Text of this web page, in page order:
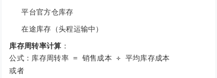
平台官方仓库存
在途库存（头程运输中）
库存周转率计算 ：
公式：库存周转率 = 销售成本 ÷ 平均库存成本
或者